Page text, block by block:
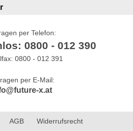
per Telefon:
0800 - 012 390
0800 - 012 391
per E-Mail:
x.at
AGB Widerrufsrecht